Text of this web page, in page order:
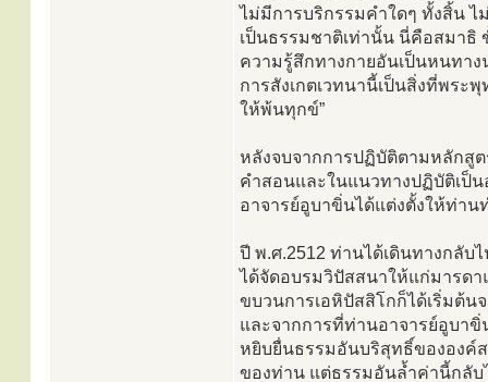
ไม่มีการบริกรรมคำใดๆ ทั้งสิ้น ไ
เป็นธรรมชาติเท่านั้น นี่คือสมาธิ
ความรู้สึกทางกายอันเป็นหนทา
การสังเกตเวทนานี้เป็นสิ่งที่พระ
ให้พ้นทุกข์”
หลังจบจากการปฏิบัติตามหลักสูต
คำสอนและในแนวทางปฏิบัติเป็น
อาจารย์อูบาขิ่นได้แต่งตั้งให้ท่า
ปี พ.ศ.2512 ท่านได้เดินทางกลับ
ได้จัดอบรมวิปัสสนาให้แก่มารด
ขบวนการเอหิปัสสิโกก็ได้เริ่มต้
และจากการที่ท่านอาจารย์อูบา
หยิบยื่นธรรมอันบริสุทธิ์ขององค์ส
ของท่าน แต่ธรรมอันล้ำค่านี้กลับ